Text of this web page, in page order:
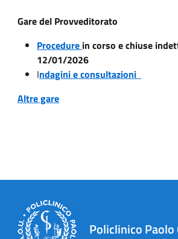
Gare del Provveditorato
Procedure in corso e chiuse
12/01/2026
Indagini e consultazioni
Altre gare
Policlinico Paolo